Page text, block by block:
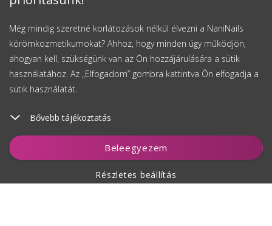
Még mindig szeretné korlátozások nélkül élvezni a NaniNails
körömkozmetikumokat? Ahhoz, hogy minden úgy működjön,
ahogyan kell, szükségünk van az Ön hozzájárulására a sütik
használatához. Az „Elfogadom” gombra kattintva Ön elfogadja a
sütik használatát.
Bővebb tájékoztatás
Beleegyezem
Részletes beállítás
Figyelés